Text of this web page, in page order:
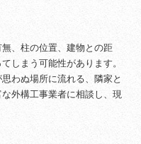
、柱の位置、建物との距
しまう可能性があります。
わぬ場所に流れる、隣家と
外構工事業者に相談し、現